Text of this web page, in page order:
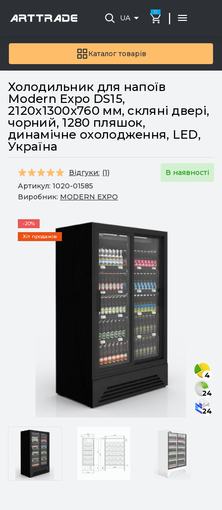
Каталог товарів
UA
0 |
Холодильник для напоїв
Modern Expo DS15,
2120х1300х760 мм, скляні двері,
чорний, 1280 пляшок,
динамічне охолодження, LED,
Україна
Відгуки: (1)
В наявності
Артикул: 1020-01585
Виробник: MODERN EXPO
-20%
Хіт продажів
4
24
24